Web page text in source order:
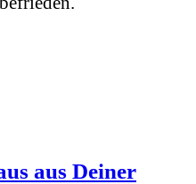
aus Deiner